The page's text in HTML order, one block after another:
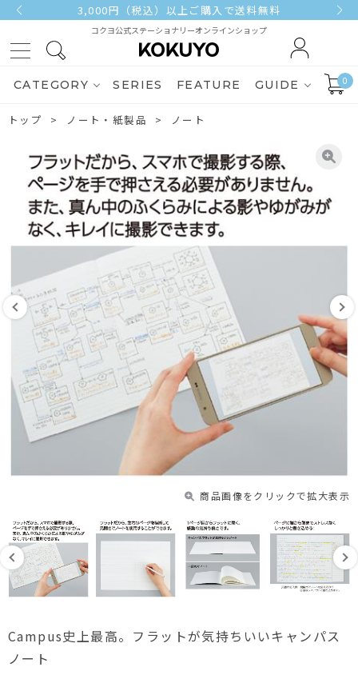
3,000円（税込）以上ご購入で送料無料
コクヨ公式ステーショナリーオンラインショップ
CATEGORY SERIES FEATURE GUIDE 0
トップ ノート・紙製品 ノート
商品画像をクリックで拡大表示
Campus史上最高。フラットが気持ちいいキャンパス
ノート